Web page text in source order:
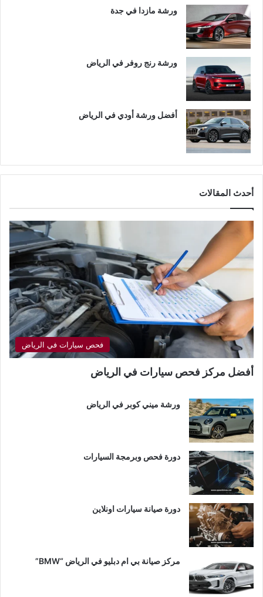
ورشة مازدا في جدة
ورشة رنج روفر في الرياض
أفضل ورشة أودي في الرياض
أحدث المقالات
فحص سيارات في الرياض
أفضل مركز فحص سيارات في الرياض
ورشة ميني كوبر في الرياض
دورة فحص وبرمجة السيارات
دورة صيانة سيارات اونلاين
مركز صيانة بي ام دبليو في الرياض “BMW”